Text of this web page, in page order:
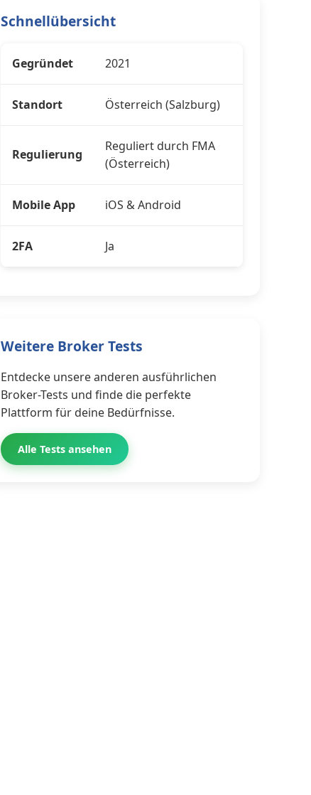
Schnellübersicht
Gegründet 2021
Standort Österreich (Salzburg)
Regulierung
Reguliert durch FMA
(Österreich)
Mobile App iOS & Android
2FA Ja
Weitere Broker Tests
Entdecke unsere anderen ausführlichen
Broker-Tests und finde die perfekte
Plattform für deine Bedürfnisse.
Alle Tests ansehen